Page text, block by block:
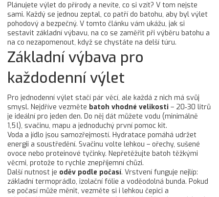
Plánujete výlet do přírody a nevíte, co si vzít? V tom nejste
sami. Každý se jednou zeptal, co patří do batohu, aby byl výlet
pohodový a bezpečný. V tomto článku vám ukážu, jak si
sestavit základní výbavu, na co se zaměřit při výběru batohu a
na co nezapomenout, když se chystáte na delší túru.
Základní výbava pro
každodenní výlet
Pro jednodenní výlet stačí pár věcí, ale každá z nich má svůj
smysl. Nejdříve vezměte batoh vhodné velikosti – 20‑30 litrů
je ideální pro jeden den. Do něj dát můžete vodu (minimálně
1,5 l), svačinu, mapu a jednoduchý první pomoc kit.
Voda a jídlo jsou samozřejmostí. Hydratace pomáhá udržet
energii a soustředění. Svačinu volte lehkou – ořechy, sušené
ovoce nebo proteinové tyčinky. Nepřetěžujte batoh těžkými
věcmi, protože to rychle znepříjemní chůzi.
Další nutnost je oděv podle počasí. Vrstvení funguje nejlíp:
základní termoprádlo, izolační fólie a voděodolná bunda. Pokud
se počasí může měnit, vezměte si i lehkou čepici a